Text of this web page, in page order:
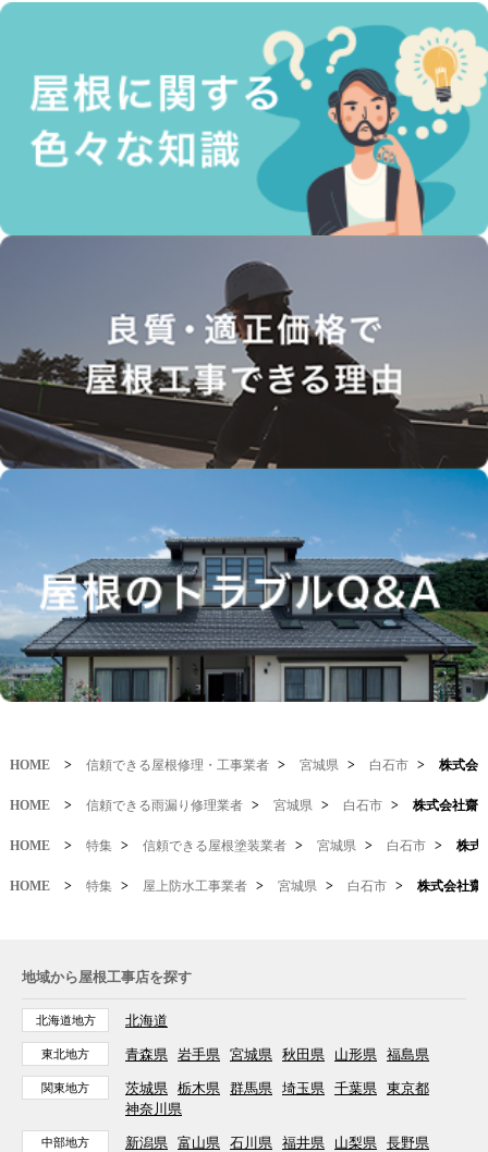
HOME > 信頼できる屋根修理・工事業者 > 宮城県 > 白石市 > 株式会
HOME > 信頼できる雨漏り修理業者 > 宮城県 > 白石市 > 株式会社齋
HOME > 特集 > 信頼できる屋根塗装業者 > 宮城県 > 白石市 > 株式
HOME > 特集 > 屋上防水工事業者 > 宮城県 > 白石市 > 株式会社齋
地域から屋根工事店を探す
北海道地方 北海道
東北地方 青森県 岩手県 宮城県 秋田県 山形県 福島県
関東地方 茨城県 栃木県 群馬県 埼玉県 千葉県 東京都
神奈川県
中部地方 新潟県 富山県 石川県 福井県 山梨県 長野県